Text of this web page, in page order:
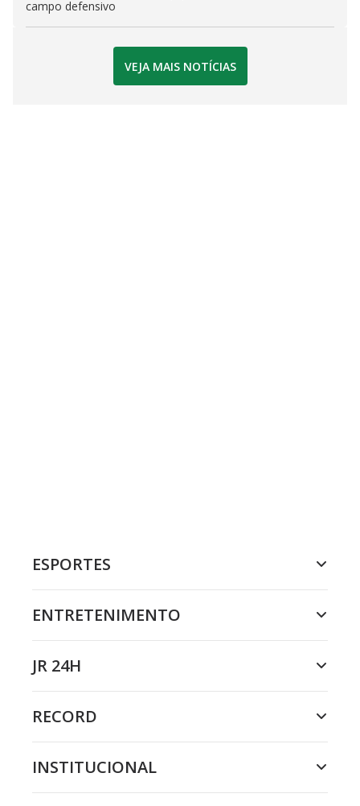
campo defensivo
VEJA MAIS NOTÍCIAS
ESPORTES
ENTRETENIMENTO
JR 24H
RECORD
INSTITUCIONAL